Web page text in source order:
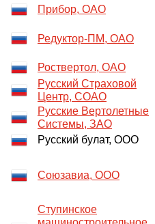
Прибор, ОАО
Редуктор-ПМ, ОАО
Роствертол, ОАО
Русский Страховой
Центр, СОАО
Русские Вертолетные
Системы, ЗАО
Русский булат, ООО
Союзавиа, ООО
Ступинское